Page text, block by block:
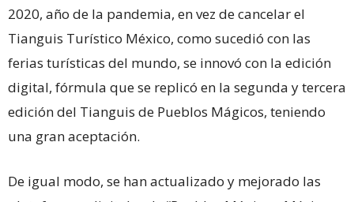
2020, año de la pandemia, en vez de cancelar el
Tianguis Turístico México, como sucedió con las
ferias turísticas del mundo, se innovó con la edición
digital, fórmula que se replicó en la segunda y tercera
edición del Tianguis de Pueblos Mágicos, teniendo
una gran aceptación.
De igual modo, se han actualizado y mejorado las